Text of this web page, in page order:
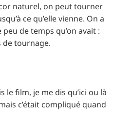
naturel, on peut tourner
ce qu’elle vienne. On a
de temps qu’on avait :
de tournage.
le film, je me dis qu’ici ou là
c’était compliqué quand